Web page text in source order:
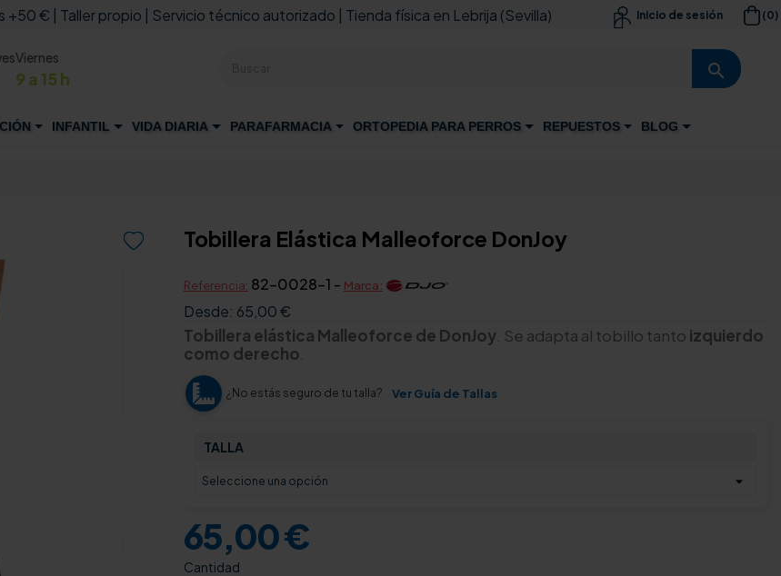
+50 € | Taller propio | Servicio técnico autorizado | Tienda física en Lebrija (Sevilla)  Inicio de sesión (0)
Viernes
9 a 15 h search
INFANTIL VIDA DIARIA PARAFARMACIA ORTOPEDIA PARA PERROS REPUESTOS BLOG
 Tobillera Elástica Malleoforce DonJoy
Referencia: 82-0028-1 - Marca:
Desde: 65,00 €
Tobillera elástica Malleoforce de DonJoy . Se adapta al tobillo tanto izquierdo
como derecho
¿No estás seguro de tu talla? Ver Guía de Tallas
TALLA
65,00 €
Cantidad